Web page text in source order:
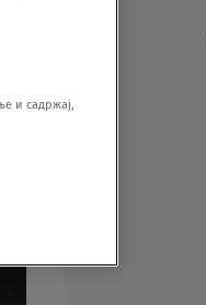
и садржај,